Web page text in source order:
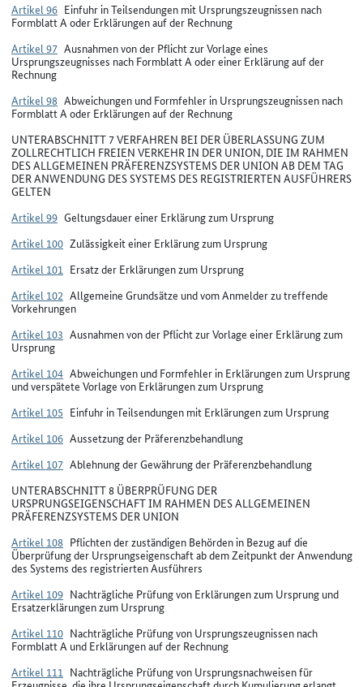
Artikel 96 Einfuhr in Teilsendungen mit Ursprungszeugnissen nach
Formblatt A oder Erklärungen auf der Rechnung
Artikel 97 Ausnahmen von der Pflicht zur Vorlage eines
Ursprungszeugnisses nach Formblatt A oder einer Erklärung auf der
Rechnung
Artikel 98 Abweichungen und Formfehler in Ursprungszeugnissen nach
Formblatt A oder Erklärungen auf der Rechnung
UNTERABSCHNITT 7 VERFAHREN BEI DER ÜBERLASSUNG ZUM
ZOLLRECHTLICH FREIEN VERKEHR IN DER UNION, DIE IM RAHMEN
DES ALLGEMEINEN PRÄFERENZSYSTEMS DER UNION AB DEM TAG
DER ANWENDUNG DES SYSTEMS DES REGISTRIERTEN AUSFÜHRERS
GELTEN
Artikel 99 Geltungsdauer einer Erklärung zum Ursprung
Artikel 100 Zulässigkeit einer Erklärung zum Ursprung
Artikel 101 Ersatz der Erklärungen zum Ursprung
Artikel 102 Allgemeine Grundsätze und vom Anmelder zu treffende
Vorkehrungen
Artikel 103 Ausnahmen von der Pflicht zur Vorlage einer Erklärung zum
Ursprung
Artikel 104 Abweichungen und Formfehler in Erklärungen zum Ursprung
und verspätete Vorlage von Erklärungen zum Ursprung
Artikel 105 Einfuhr in Teilsendungen mit Erklärungen zum Ursprung
Artikel 106 Aussetzung der Präferenzbehandlung
Artikel 107 Ablehnung der Gewährung der Präferenzbehandlung
UNTERABSCHNITT 8 ÜBERPRÜFUNG DER
URSPRUNGSEIGENSCHAFT IM RAHMEN DES ALLGEMEINEN
PRÄFERENZSYSTEMS DER UNION
Artikel 108 Pflichten der zuständigen Behörden in Bezug auf die
Überprüfung der Ursprungseigenschaft ab dem Zeitpunkt der Anwendung
des Systems des registrierten Ausführers
Artikel 109 Nachträgliche Prüfung von Erklärungen zum Ursprung und
Ersatzerklärungen zum Ursprung
Artikel 110 Nachträgliche Prüfung von Ursprungszeugnissen nach
Formblatt A und Erklärungen auf der Rechnung
Artikel 111 Nachträgliche Prüfung von Ursprungsnachweisen für